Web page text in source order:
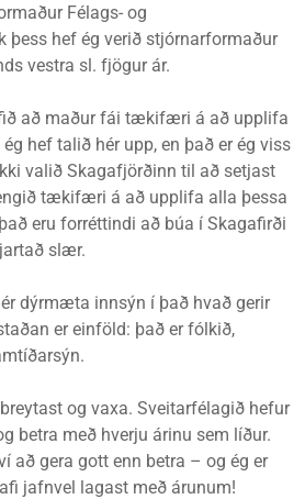
Félags- og
þess hef ég verið stjórnarformaður
vestra sl. fjögur ár.
að maður fái tækifæri á að upplifa
hef talið hér upp, en það er ég viss
valið Skagafjörðinn til að setjast
tækifæri á að upplifa alla þessa
eru forréttindi að búa í Skagafirði
slær.
dýrmæta innsýn í það hvað gerir
er einföld: það er fólkið,
og vaxa. Sveitarfélagið hefur
betra með hverju árinu sem líður.
að gera gott enn betra – og ég er
jafnvel lagast með árunum!